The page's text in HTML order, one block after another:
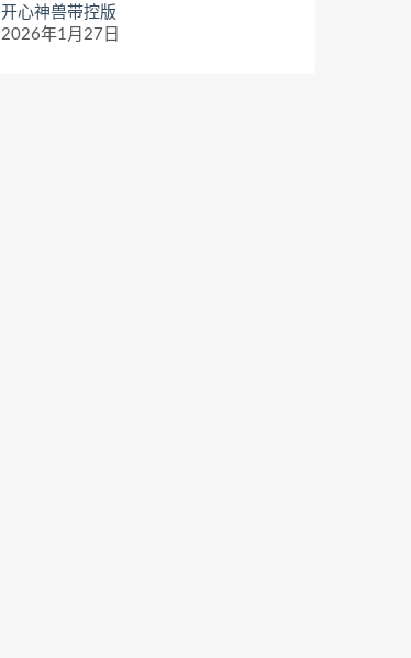
开心神兽带控版
2026年1月27日